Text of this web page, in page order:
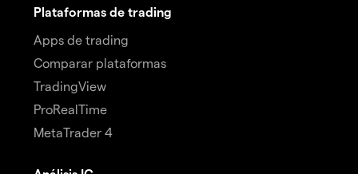
Plataformas de trading
Apps de trading
Comparar plataformas
TradingView
ProRealTime
MetaTrader 4